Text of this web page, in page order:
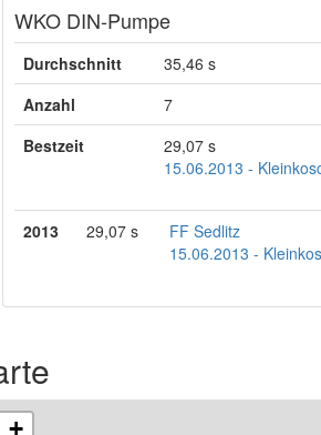
WKO DIN-Pumpe
Durchschnitt
35,46 s
Anzahl
7
Bestzeit
29,07 s
15.06.2013 -
2013 29,07 s
FF Sedlitz
15.06.2013 -
+